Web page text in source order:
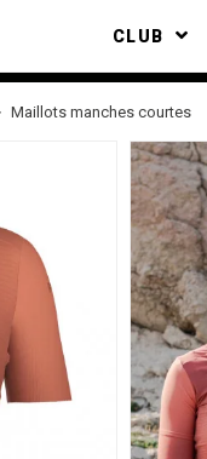
CLUB
Maillots manches courtes